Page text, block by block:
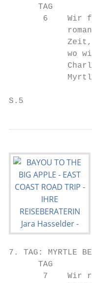
      TAG
6    Wir
wo
S.5
7. TAG:
      TAG
7    Wir